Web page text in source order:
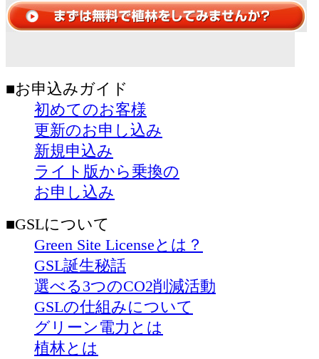
■お申込みガイド
初めてのお客様
更新のお申し込み
新規申込み
ライト版から乗換の
お申し込み
■GSLについて
Green Site Licenseとは？
GSL誕生秘話
選べる3つのCO2削減活動
GSLの仕組みについて
グリーン電力とは
植林とは